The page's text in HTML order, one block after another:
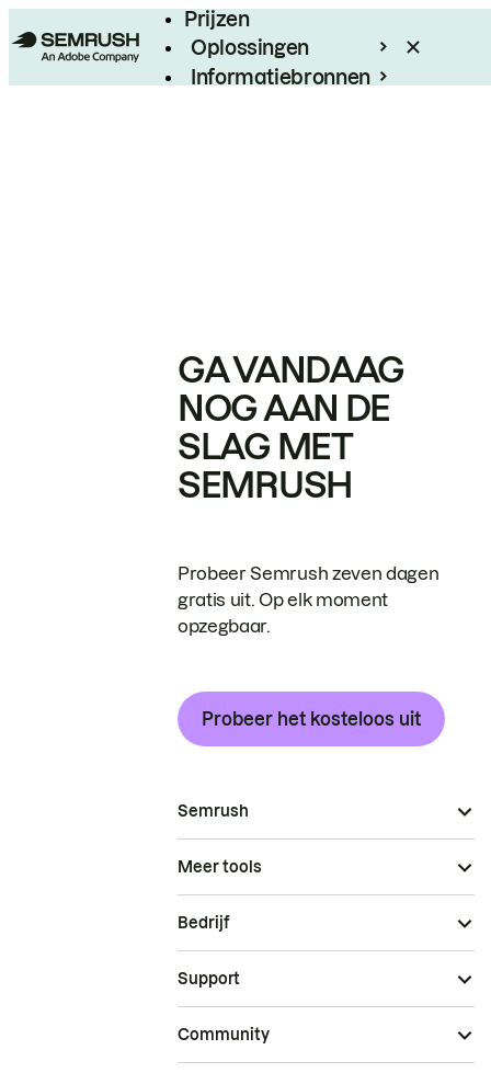
Prijzen
Oplossingen
Informatiebronnen
GA VANDAAG
NOG AAN DE
SLAG MET
SEMRUSH
Probeer Semrush zeven dagen
gratis uit. Op elk moment
opzegbaar.
Probeer het kosteloos uit
Semrush
Meer tools
Bedrijf
Support
Community